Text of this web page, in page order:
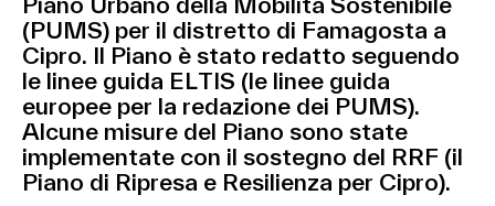
(PUMS) per il distretto di Famagosta a
Cipro. Il Piano è stato redatto seguendo
le linee guida ELTIS (le linee guida
europee per la redazione dei PUMS).
Alcune misure del Piano sono state
implementate con il sostegno del RRF (il
Piano di Ripresa e Resilienza per Cipro).